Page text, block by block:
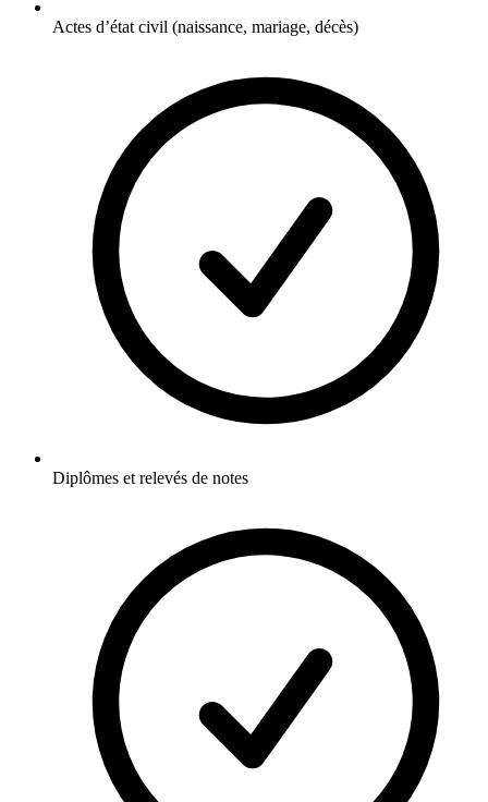
Actes d’état civil (naissance, mariage, décès)
Diplômes et relevés de notes